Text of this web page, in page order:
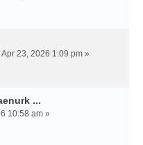
Apr 23, 2026 1:09 pm »
...
10:58 am »